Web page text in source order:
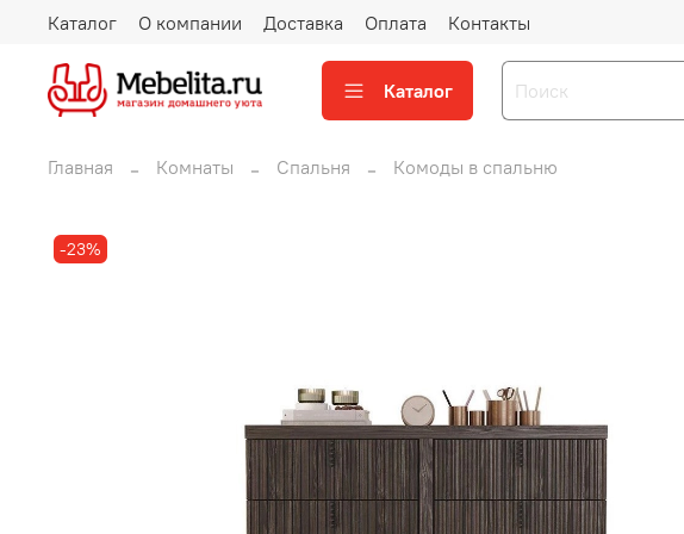
Каталог О компании Доставка Оплата Контакты
Каталог
Главная Комнаты Спальня Комоды в спальню
-23%